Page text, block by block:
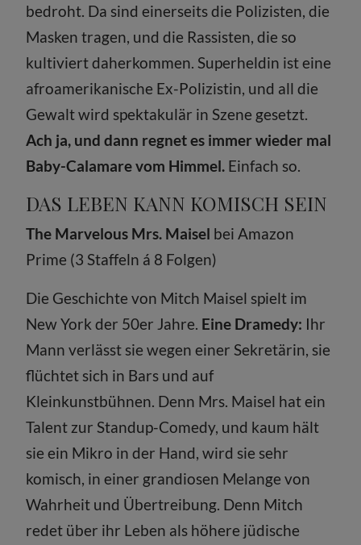
bedroht. Da sind einerseits die Polizisten, die
Masken tragen, und die Rassisten, die so
kultiviert daherkommen. Superheldin ist eine
afroamerikanische Ex-Polizistin, und all die
Gewalt wird spektakulär in Szene gesetzt.
Ach ja, und dann regnet es immer wieder mal
Baby-Calamare vom Himmel. Einfach so.
DAS LEBEN KANN KOMISCH SEIN
The Marvelous Mrs. Maisel bei Amazon
Prime (3 Staffeln á 8 Folgen)
Die Geschichte von Mitch Maisel spielt im
New York der 50er Jahre. Eine Dramedy: Ihr
Mann verlässt sie wegen einer Sekretärin, sie
flüchtet sich in Bars und auf
Kleinkunstbühnen. Denn Mrs. Maisel hat ein
Talent zur Standup-Comedy, und kaum hält
sie ein Mikro in der Hand, wird sie sehr
komisch, in einer grandiosen Melange von
Wahrheit und Übertreibung. Denn Mitch
redet über ihr Leben als höhere jüdische